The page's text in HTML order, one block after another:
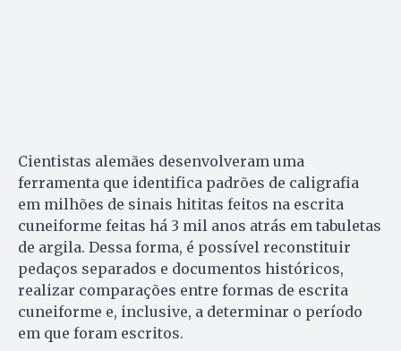
Cientistas alemães desenvolveram uma
ferramenta que identifica padrões de caligrafia
em milhões de sinais hititas feitos na escrita
cuneiforme feitas há 3 mil anos atrás em tabuletas
de argila. Dessa forma, é possível reconstituir
pedaços separados e documentos históricos,
realizar comparações entre formas de escrita
cuneiforme e, inclusive, a determinar o período
em que foram escritos.